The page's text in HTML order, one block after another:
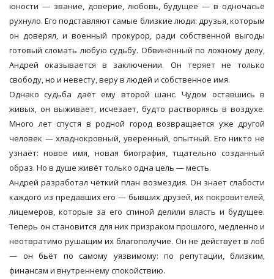
юности — звание, доверие, любовь, будущее — в одночасье
рухнуло. Его подставляют самые близкие люди: друзья, которым
он доверял, и военный прокурор, ради собственной выгоды
готовый сломать любую судьбу. Обвинённый по ложному делу,
Андрей оказывается в заключении. Он теряет не только
свободу, но и невесту, веру в людей и собственное имя.
Однако судьба даёт ему второй шанс. Чудом оставшись в
живых, он выживает, исчезает, будто растворяясь в воздухе.
Много лет спустя в родной город возвращается уже другой
человек — хладнокровный, уверенный, опытный. Его никто не
узнаёт: новое имя, новая биография, тщательно созданный
образ. Но в душе живёт только одна цель — месть.
Андрей разработал чёткий план возмездия. Он знает слабости
каждого из предавших его — бывших друзей, их покровителей,
лицемеров, которые за его спиной делили власть и будущее.
Теперь он становится для них призраком прошлого, медленно и
неотвратимо рушащим их благополучие. Он не действует в лоб
— он бьёт по самому уязвимому: по репутации, близким,
финансам и внутреннему спокойствию.